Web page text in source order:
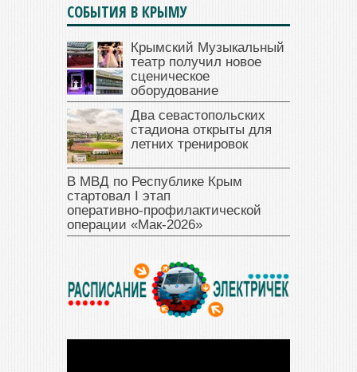
СОБЫТИЯ В КРЫМУ
Крымский Музыкальный
театр получил новое
сценическое
оборудование
Два севастопольских
стадиона открыты для
летних тренировок
В МВД по Республике Крым
стартовал I этап
оперативно‑профилактической
операции «Мак‑2026»